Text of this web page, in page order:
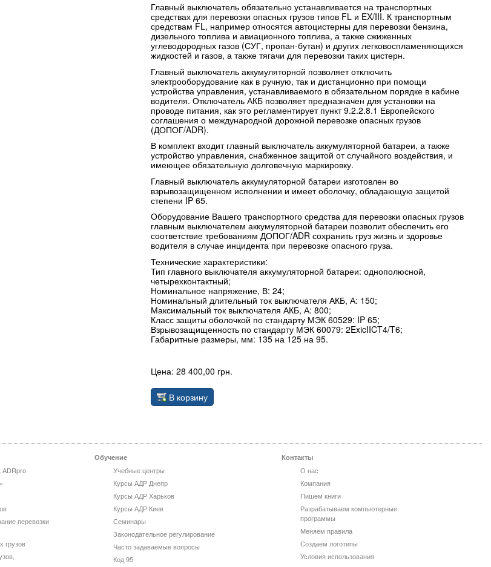
Главный выключатель обязательно устанавливается на транспортных
средствах для перевозки опасных грузов типов FL и EX/III. К транспортным
средствам FL, например относятся автоцистерны для перевозки бензина,
дизельного топлива и авиационного топлива, а также сжиженных
углеводородных газов (СУГ, пропан-бутан) и других легковоспламеняющихся
жидкостей и газов, а также тягачи для перевозки таких цистерн.
Главный выключатель аккумуляторной позволяет отключить
электрооборудование как в ручную, так и дистанционно при помощи
устройства управления, устанавливаемого в обязательном порядке в кабине
водителя. Отключатель АКБ позволяет предназначен для установки на
проводе питания, как это регламентирует пункт 9.2.2.8.1 Европейского
соглашения о международной дорожной перевозке опасных грузов
(ДОПОГ/ADR).
В комплект входит главный выключатель аккумуляторной батареи, а также
устройство управления, снабженное защитой от случайного воздействия, и
имеющее обязательную долговечную маркировку.
Главный выключатель аккумуляторной батареи изготовлен во
взрывозащищенном исполнении и имеет оболочку, обладающую защитой
степени IP 65.
Оборудование Вашего транспортного средства для перевозки опасных грузов
главным выключателем аккумуляторной батареи позволит обеспечить его
соответствие требованиям ДОПОГ/ADR сохранить груз жизнь и здоровье
водителя в случае инцидента при перевозке опасного груза.
Технические характеристики:
Тип главного выключателя аккумуляторной батареи: однополюсной,
четырехконтактный;
Номинальное напряжение, В: 24;
Номинальный длительный ток выключателя АКБ, А: 150;
Максимальный ток выключателя АКБ, А: 800;
Класс защиты оболочкой по стандарту МЭК 60529: IP 65;
Взрывозащищенность по стандарту МЭК 60079: 2ExicIICT4/T6;
Габаритные размеры, мм: 135 на 125 на 95.
Цена: 28 400,00 грн.
В корзину
ADRpro
перевозки
грузов
Обучение
Учебные центры
Курсы АДР Днепр
Курсы АДР Харьков
Курсы АДР Киев
Семинары
Законодательное регулирование
Часто задаваемые вопросы
Код 95
Контакты
О нас
Компания
Пишем книги
Разрабатываем компьютерные
программы
Меняем правила
Создаем логотипы
Условия использования